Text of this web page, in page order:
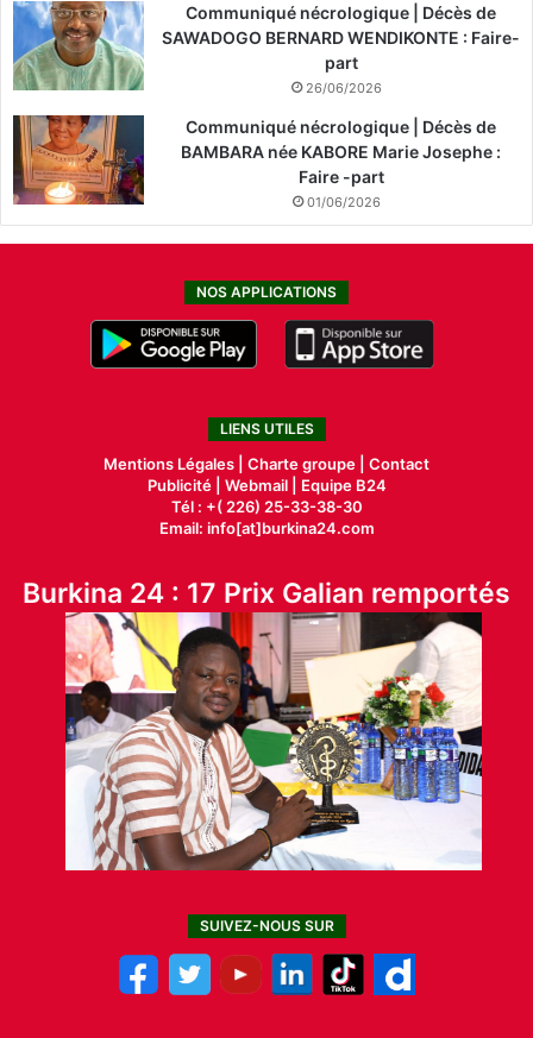
Communiqué nécrologique | Décès de
SAWADOGO BERNARD WENDIKONTE : Faire-
part
26/06/2026
Communiqué nécrologique | Décès de
BAMBARA née KABORE Marie Josephe :
Faire -part
01/06/2026
NOS APPLICATIONS
LIENS UTILES
Mentions Légales | Charte groupe | Contact
Publicité| Webmail |
Equipe B24
Tél : +( 226) 25-33-38-30
Email: info[at]burkina24.com
Burkina 24 : 17 Prix Galian remportés
SUIVEZ-NOUS SUR